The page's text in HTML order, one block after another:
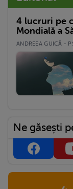
4 lucruri pe
Mondială a
ANDREEA GUICĂ -
Ne găsești